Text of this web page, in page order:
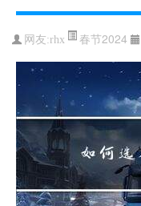
网友:rhx 春节2024